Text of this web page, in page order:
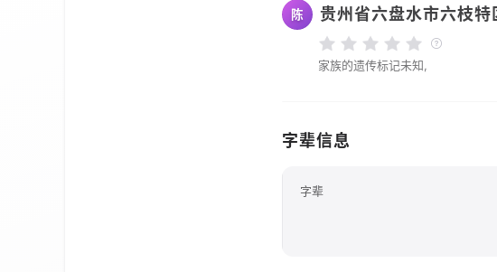
陈 贵州省六盘水市六枝特
家族的遗传标记未知,
字辈信息
字辈